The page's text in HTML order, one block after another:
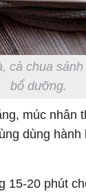
cà chua
bổ dưỡng.
múc nhân
dùng
15-20 phút